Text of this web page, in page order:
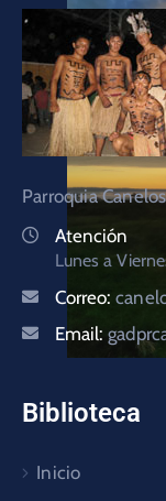
Parroquia
Atención
Lunes a
Correo:
Email:
Biblioteca
Inicio